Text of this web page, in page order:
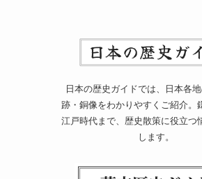
日本の歴史ガイドでは、日本各
跡・銅像をわかりやすくご紹介。
江戸時代まで、歴史散策に役立つ
します。